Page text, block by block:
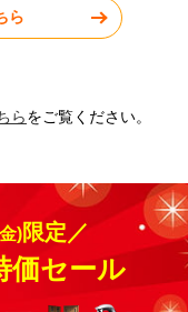
ら
らをご覧ください。
)限定／
価セール